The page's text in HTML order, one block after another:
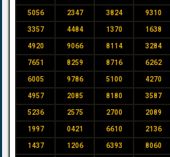
5056 2347 3824 9310
3357 4484 1370 1638
4920 9066 8114 3284
7651 8259 8716 6262
6005 9786 5100 4270
4957 2085 8180 3587
5236 2575 2700 2089
1997 0421 6610 2136
1437 1206 6393 8060